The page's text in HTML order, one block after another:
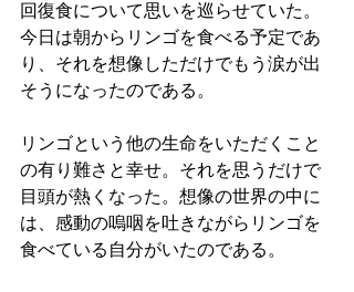
回復食について思いを巡らせていた。
今日は朝からリンゴを食べる予定であ
り、それを想像しただけでもう涙が出
そうになったのである。
リンゴという他の生命をいただくこと
の有り難さと幸せ。それを思うだけで
目頭が熱くなった。想像の世界の中に
は、感動の嗚咽を吐きながらリンゴを
食べている自分がいたのである。